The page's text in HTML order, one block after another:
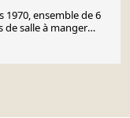
1970, ensemble de 6
de salle à manger
bon état d'origine,
en laine.